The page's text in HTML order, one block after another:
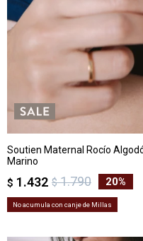
Soutien Maternal Rocío
Marino
$ 1.432 $ 1.790 20
No acumula con canje de Millas